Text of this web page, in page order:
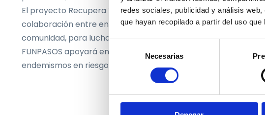
redes sociales, publicidad y análisis
que hayan recopilado a partir del uso
consentimiento
Necesarias
El proyecto Recupera Teno, dinamizado por la empresa
colaboración entre entidades públicas y privadas, las
comunidad, para luchar contra el riesgo que los incendios
FUNPASOS apoyará en todo el proceso para que el Valle de
endemismos en riesgo ambiental) sea más sostenible para la